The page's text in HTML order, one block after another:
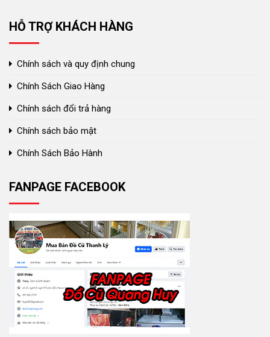
HỖ TRỢ KHÁCH HÀNG
Chính sách và quy định chung
Chính Sách Giao Hàng
Chính sách đổi trả hàng
Chính sách bảo mật
Chính Sách Bảo Hành
FANPAGE FACEBOOK